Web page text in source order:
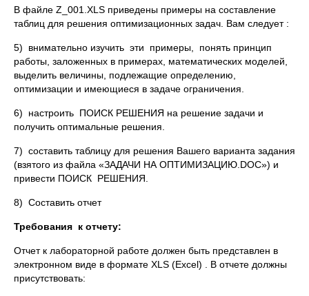
В файле Z_001.XLS приведены примеры на составление
таблиц для решения оптимизационных задач. Вам следует :
5) внимательно изучить эти примеры, понять принцип
работы, заложенных в примерах, математических моделей,
выделить величины, подлежащие определению,
оптимизации и имеющиеся в задаче ограничения.
6) настроить ПОИСК РЕШЕНИЯ на решение задачи и
получить оптимальные решения.
7) составить таблицу для решения Вашего варианта задания
(взятого из файла «ЗАДАЧИ НА ОПТИМИЗАЦИЮ.DOC») и
привести ПОИСК РЕШЕНИЯ.
8) Составить отчет
Требования к отчету:
Отчет к лабораторной работе должен быть представлен в
электронном виде в формате XLS (Excel) . В отчете должны
присутствовать: